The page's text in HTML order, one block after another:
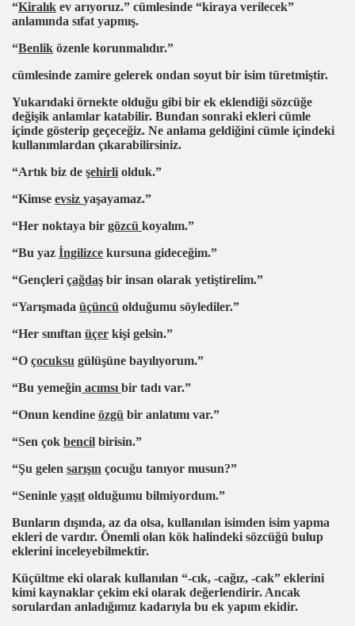
“Kiralık ev arıyoruz.” cümlesinde “kiraya verilecek”
anlamında sıfat yapmış.
“Benlik özenle korunmalıdır.”
cümlesinde zamire gelerek ondan soyut bir isim türetmiştir.
Yukarıdaki örnekte olduğu gibi bir ek eklendiği sözcüğe
değişik anlamlar katabilir. Bundan sonraki ekleri cümle
içinde gösterip geçeceğiz. Ne anlama geldiğini cümle içindeki
kullanımlardan çıkarabilirsiniz.
“Artık biz de şehirli olduk.”
“Kimse evsiz yaşayamaz.”
“Her noktaya bir gözcü koyalım.”
“Bu yaz İngilizce kursuna gideceğim.”
“Gençleri çağdaş bir insan olarak yetiştirelim.”
“Yarışmada üçüncü olduğumu söylediler.”
“Her sınıftan üçer kişi gelsin.”
“O çocuksu gülüşüne bayılıyorum.”
“Bu yemeğin acımsı bir tadı var.”
“Onun kendine özgü bir anlatımı var.”
“Sen çok bencil birisin.”
“Şu gelen sarışın çocuğu tanıyor musun?”
“Seninle yaşıt olduğumu bilmiyordum.”
Bunların dışında, az da olsa, kullanılan isimden isim yapma
ekleri de vardır. Önemli olan kök halindeki sözcüğü bulup
eklerini inceleyebilmektir.
Küçültme eki olarak kullanılan “-cık, -cağız, -cak” eklerini
kimi kaynaklar çekim eki olarak değerlendirir. Ancak
sorulardan anladığımız kadarıyla bu ek yapım ekidir.